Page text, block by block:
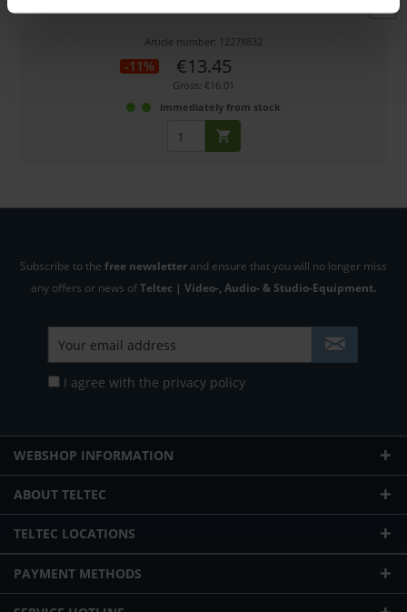
Article number: 12278832
-11% €13.45
Gross: €16.01
immediately from stock
Subscribe to the free newsletter and ensure that you will no longer miss
any offers or news ofTeltec | Video-, Audio- & Studio-Equipment.
I agree with the privacy policy
WEBSHOP INFORMATION
ABOUT TELTEC
TELTEC LOCATIONS
PAYMENT METHODS